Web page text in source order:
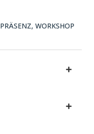
PRÄSENZ, WORKSHOP